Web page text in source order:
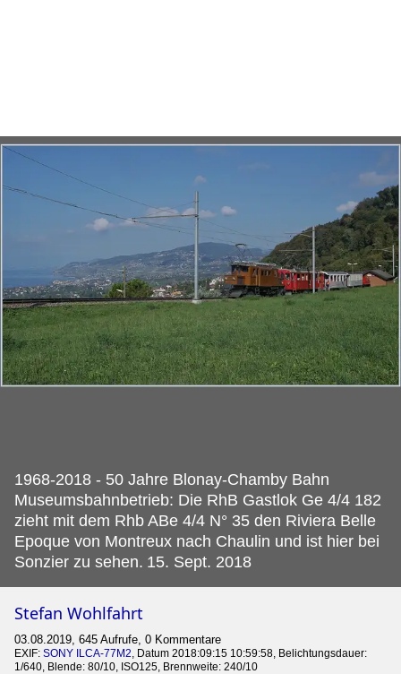
1968-2018 - 50 Jahre Blonay-Chamby Bahn
Museumsbahnbetrieb: Die RhB Gastlok Ge 4/4 182
zieht mit dem Rhb ABe 4/4 N° 35 den Riviera Belle
Epoque von Montreux nach Chaulin und ist hier bei
Sonzier zu sehen. 15. Sept. 2018
Stefan Wohlfahrt
03.08.2019, 645 Aufrufe, 0 Kommentare
EXIF: SONY ILCA-77M2 , Datum 2018:09:15 10:59:58, Belichtungsdauer:
1/640, Blende: 80/10, ISO125, Brennweite: 240/10